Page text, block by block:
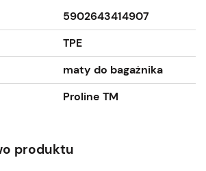
5902643414907
TPE
maty do bagażnika
Proline TM
produktu